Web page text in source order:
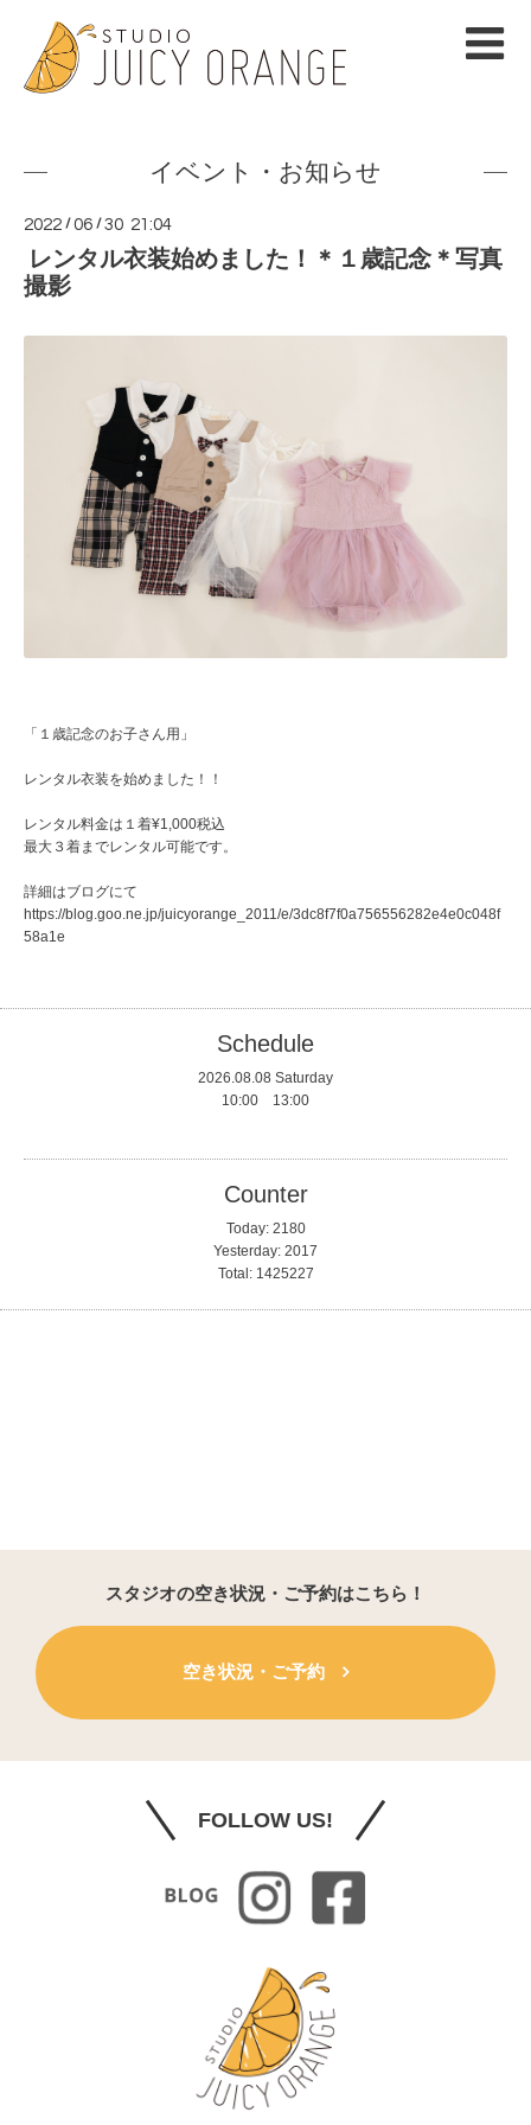
イベント・お知らせ
2022 /06 /30 21:04
レンタル衣装始めました！＊１歳記念＊写真
撮影
「１歳記念のお子さん用」
レンタル衣装を始めました！！
レンタル料金は１着¥1,000税込
最大３着までレンタル可能です。
詳細はブログにて
https://blog.goo.ne.jp/juicyorange_2011/e/3dc8f7f0a756556282e4e0c048f
58a1e
Schedule
2026.08.08 Saturday
10:00 13:00
Counter
Today: 2180
Yesterday: 2017
Total: 1425227
スタジオの空き状況・ご予約はこちら！
空き状況・ご予約
FOLLOW US!